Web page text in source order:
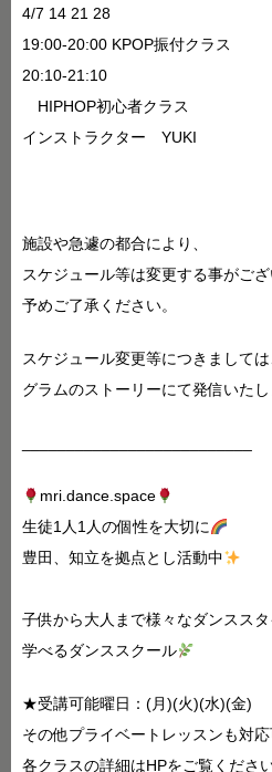
4/7 14 21 28
19:00-20:00 KPOP振付クラス
20:10-21:10
HIPHOP初心者クラス
インストラクター YUKI
施設や急遽の都合により、
スケジュール等は変更する事がござ
予めご了承ください。
スケジュール変更等につきまして
グラムのストーリーにて発信いた
mri.dance.space
生徒1人1人の個性を大切に
豊田、知立を拠点とし活動中
子供から大人まで様々なダンスス
学べるダンススクール
★受講可能曜日：(月)(火)(水)(金)
その他プライベートレッスンも対
各クラスの詳細はHPをご覧くださ